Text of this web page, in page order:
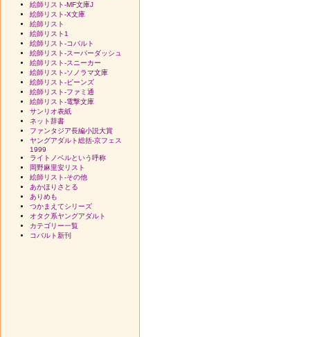
絵師リスト-MF文庫J
絵師リスト-X文庫
絵師リスト
絵師リスト1
絵師リスト-コバルト
絵師リスト-スーパーダッシュ
絵師リスト-スニーカー
絵師リスト-ソノラマ文庫
絵師リスト-ビーンズ
絵師リスト-ファミ通
絵師リスト-電撃文庫
サンリオ表紙
ネット辞書
ファンタジア長編小説大賞
ヤングアダルト総括-京フェス
1999
ライトノベルという呼称
岡野麻里安リスト
絵師リスト-その他
あかほりさとる
ありめも
つかまえてシリーズ
オタク系ヤングアダルト
カテゴリー一覧
コバルト新刊